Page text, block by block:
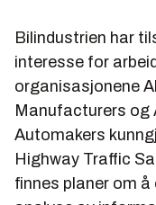
Bilindustrien har
interesse for
organisasjonene
Manufacturers og
Automakers
Highway Traffic
finnes planer om